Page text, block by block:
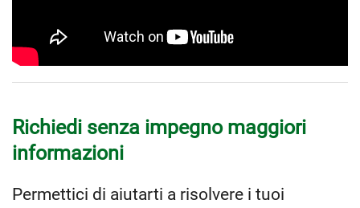
Richiedi senza impegno maggiori
informazioni
Permettici di aiutarti a risolvere i tuoi